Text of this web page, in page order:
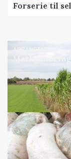
Forserie til
ARRANGEMENT